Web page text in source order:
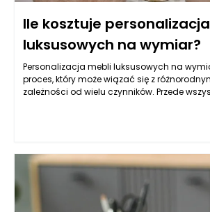
Ile kosztuje
luksusowych na wymiar?
Personalizacja mebli luksusowych na
proces, który może wiązać się z
zależności od wielu czynników. Przede
projektu, a także lokalnych przepisów
produkcji. Kluczowe jest zrozumienie, że
luksusowych to nie tylko kwestie finansowe,
emocjonalne, które wiążą się z tworzeniem
dopasowanych do każdej indywidualnej